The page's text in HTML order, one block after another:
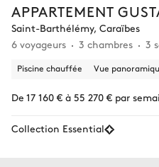
APPARTEMENT
Saint-Barthélémy, Caraïbes
6 voyageurs
3 chambres 3
Piscine chauffée
De 17 160 € à 55 270 € par
Collection Essential